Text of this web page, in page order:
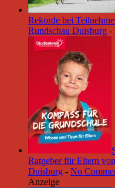
Rekorde bei
Rundschau Duisburg -
Ratgeber für Eltern
Duisburg - No
Anzeige